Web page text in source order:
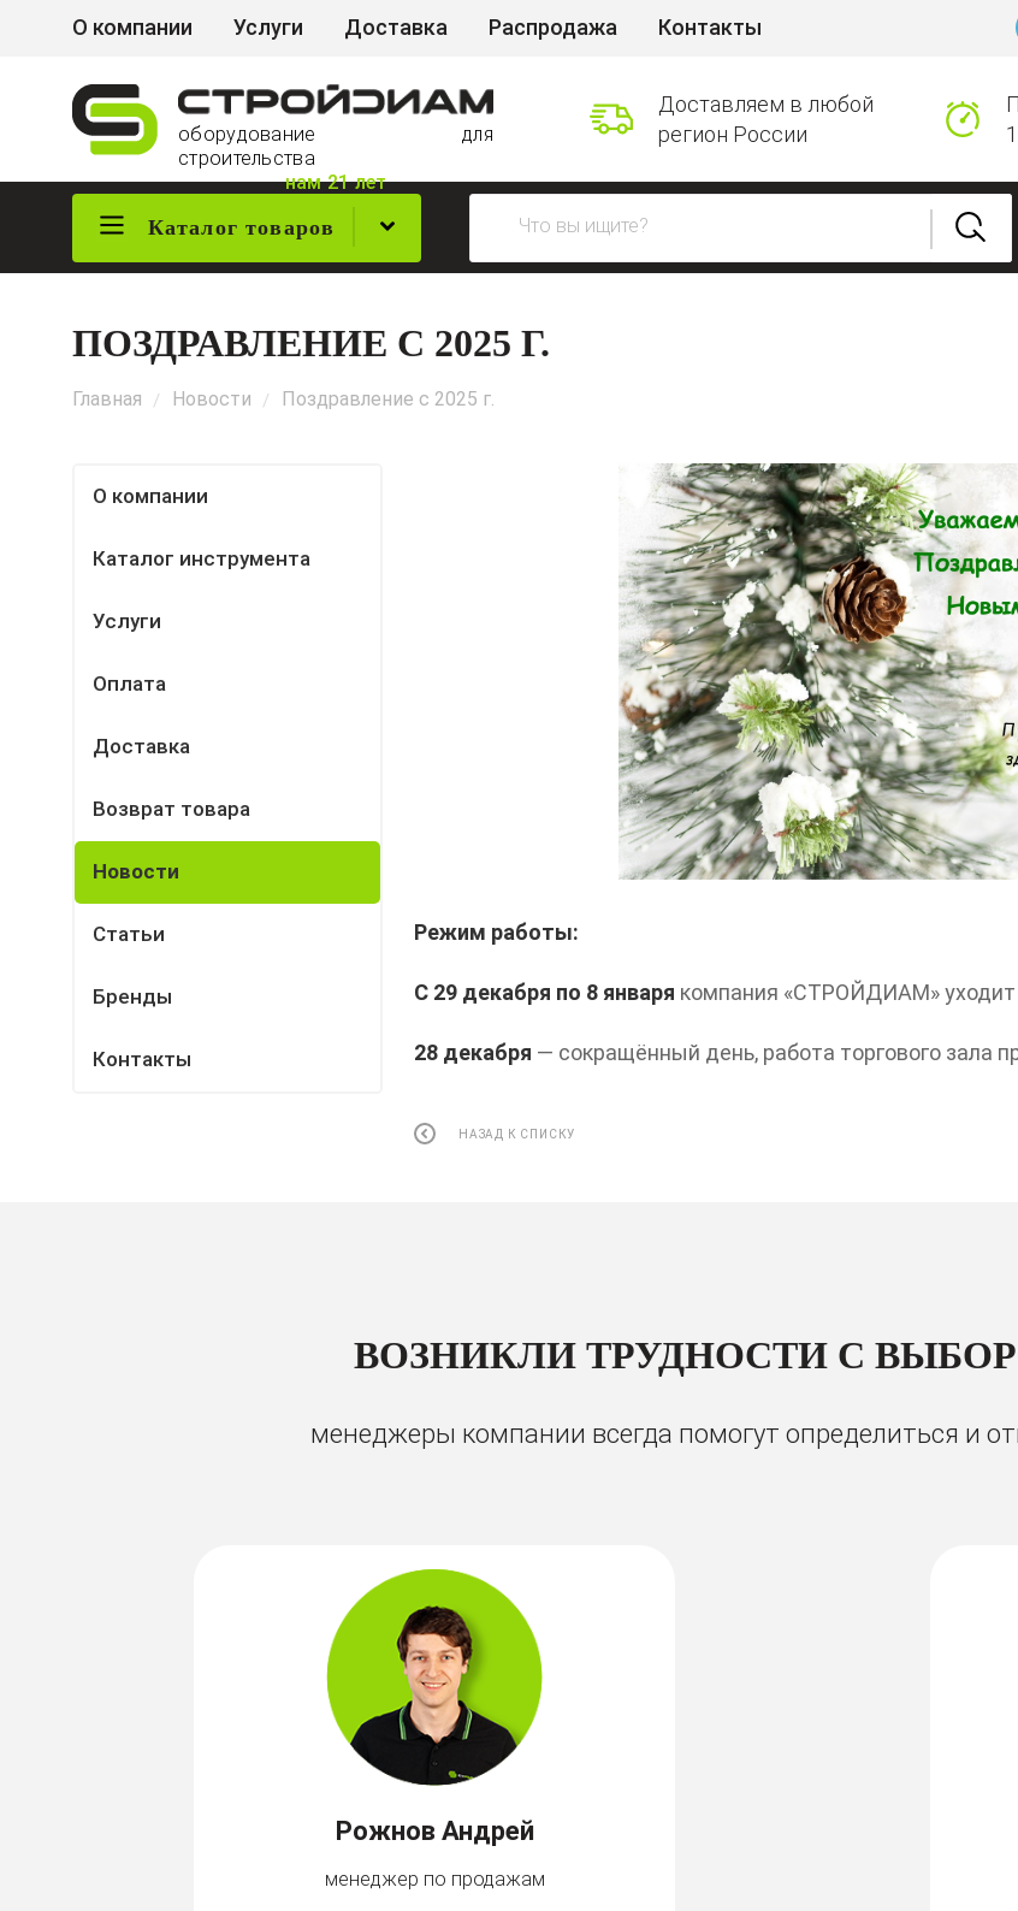
О компании Услуги Доставка Распродажа Контакты
оборудование для
строительства
нам 21 лет
Доставляем в любой
регион России
Каталог товаров
ПОЗДРАВЛЕНИЕ С 2025 Г.
Главная / Новости / Поздравление с 2025 г.
Режим работы:
С 29 декабря по 8 января компания «СТРОЙДИАМ» уходит
28 декабря — сокращённый день, работа торгового зала
НАЗАД К СПИСКУ
О компании
Каталог инструмента
Услуги
Оплата
Доставка
Возврат товара
Новости
Статьи
Бренды
Контакты
ВОЗНИКЛИ ТРУДНОСТИ С
менеджеры компании всегда помогут определиться и
Рожнов Андрей
менеджер по продажам